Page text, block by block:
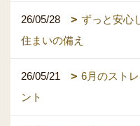
26/05/28
ずっと安心
住まいの備え
26/05/21
6月のスト
ント